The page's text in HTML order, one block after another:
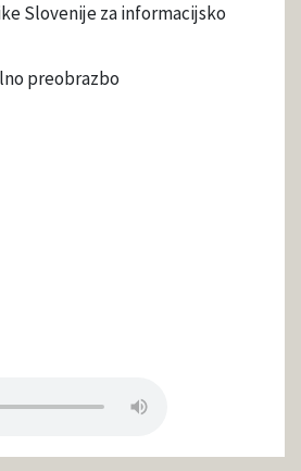
Slovenije za informacijsko
preobrazbo